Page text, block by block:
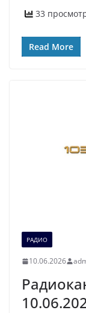
33
Read More
РАДИО
10.06.2026